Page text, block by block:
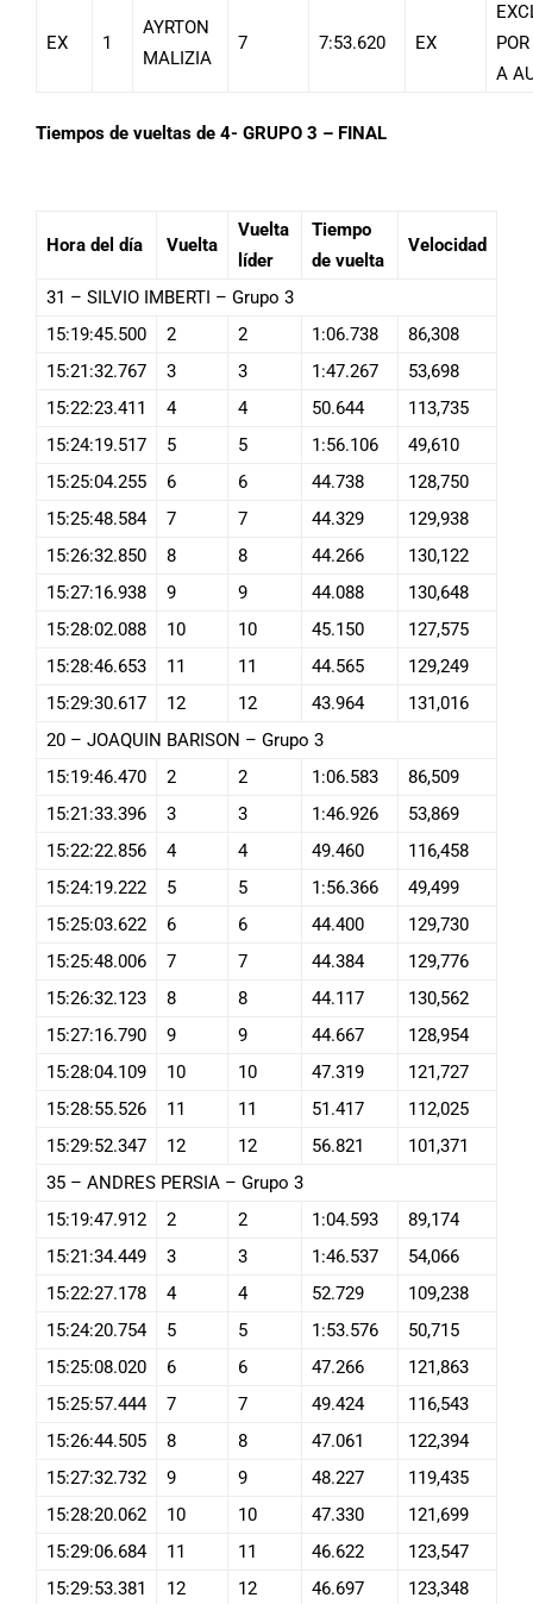
EX 1
AYRTON
MALIZIA
7 7:53.620 EX
A
Tiempos de vueltas de 4- GRUPO 3 – FINAL
Hora del día Vuelta
Vuelta
líder
Tiempo
de vuelta
Velocidad
31 – SILVIO IMBERTI – Grupo 3
15:19:45.500
2 2 1:06.738
86,308
15:21:32.767
3 3 1:47.267
53,698
15:22:23.411
4 4 50.644
113,735
15:24:19.517
5 5 1:56.106
49,610
15:25:04.255
6 6 44.738
128,750
15:25:48.584
7 7 44.329
129,938
15:26:32.850
8 8 44.266
130,122
15:27:16.938
9 9 44.088
130,648
15:28:02.088
10 10 45.150
127,575
15:28:46.653
11 11 44.565
129,249
15:29:30.617
12 12 43.964
131,016
20 – JOAQUIN BARISON – Grupo 3
15:19:46.470
2 2 1:06.583
86,509
15:21:33.396
3 3 1:46.926
53,869
15:22:22.856
4 4 49.460
116,458
15:24:19.222
5 5 1:56.366
49,499
15:25:03.622
6 6 44.400
129,730
15:25:48.006
7 7 44.384
129,776
15:26:32.123
8 8 44.117
130,562
15:27:16.790
9 9 44.667
128,954
15:28:04.109
10 10 47.319
121,727
15:28:55.526
11 11 51.417
112,025
15:29:52.347
12 12 56.821
101,371
35 – ANDRES PERSIA – Grupo 3
15:19:47.912
2 2 1:04.593
89,174
15:21:34.449
3 3 1:46.537
54,066
15:22:27.178
4 4 52.729
109,238
15:24:20.754
5 5 1:53.576
50,715
15:25:08.020
6 6 47.266
121,863
15:25:57.444
7 7 49.424
116,543
15:26:44.505
8 8 47.061
122,394
15:27:32.732
9 9 48.227
119,435
15:28:20.062
10 10 47.330
121,699
15:29:06.684
11 11 46.622
123,547
15:29:53.381
12 12 46.697 123,348